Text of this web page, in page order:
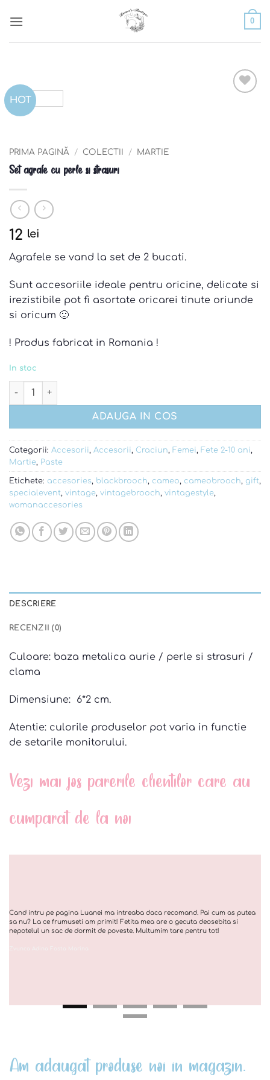
0
HOT
PRIMA PAGINĂ / COLECTII / MARTIE
Set agrafe cu perle si strasuri
12 lei
Agrafele se vand la set de 2 bucati.
Sunt accesoriile ideale pentru oricine, delicate si
irezistibile pot fi asortate oricarei tinute oriunde
si oricum 🙂
! Produs fabricat in Romania !
In stoc
Cantitate Set agrafe cu perle si strasuri
ADAUGA IN COS
Categorii: Accesorii, Accesorii, Craciun, Femei, Fete 2-10 ani,
Martie, Paste
Etichete: accesories, blackbrooch, cameo, cameobrooch, gift,
specialevent, vintage, vintagebrooch, vintagestyle,
womanaccesories
DESCRIERE
RECENZII (0)
Culoare: baza metalica aurie / perle si strasuri /
clama
Dimensiune: 6*2 cm.
Atentie: culorile produselor pot varia in functie
de setarile monitorului.
Vezi mai jos parerile clientilor care au
cumparat de la noi
Cand intru pe pagina Luanei ma intreaba daca recomand. Pai cum as putea
sa nu? La ce frumuseti am primit! Fetita mea are o gecuta deosebita si
nepotelul un sac de dormit de poveste. Multumim tare pentru tot!
Am adaugat produse noi in magazin.